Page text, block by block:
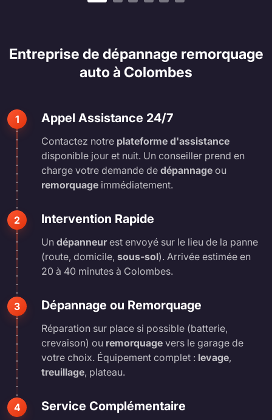
Entreprise de dépannage remorquage
auto à Colombes
1 Appel Assistance 24/7
Contactez notre plateforme d'assistance
disponible jour et nuit. Un conseiller prend en
charge votre demande de dépannage ou
remorquage immédiatement.
2 Intervention Rapide
Un dépanneurest envoyé sur le lieu de la panne
(route, domicile, sous-sol). Arrivée estimée en
20 à 40 minutes à Colombes.
3 Dépannage ou Remorquage
Réparation sur place si possible (batterie,
crevaison) ou remorquage vers le garage de
votre choix. Équipement complet : levage,
treuillage, plateau.
4 Service Complémentaire